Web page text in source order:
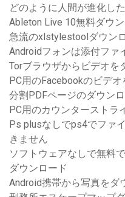
どのように人間が進化し
Ableton Live 10無料ダウ
急流のxlstylestoolダウン
Androidフォンは添付ファ
Torブラウザからビデオを
PC用のFacebookのビデ
分割PDFページのダウン
PC用のカウンターストラ
Ps plusなしでps4でファ
きません
ソフトウェアなしで無料
ダウンロード
Android携帯から写真をダ